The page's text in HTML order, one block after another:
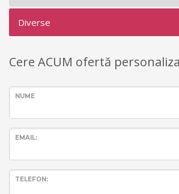
Diverse
Cere ACUM ofertă
NUME
EMAIL:
TELEFON: